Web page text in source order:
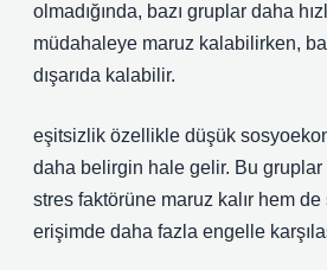
olmadığında, bazı gruplar daha
müdahaleye maruz kalabilirken,
dışarıda kalabilir.
eşitsizlik özellikle düşük
daha belirgin hale gelir. Bu gruplar
stres faktörüne maruz kalır hem
erişimde daha fazla engelle